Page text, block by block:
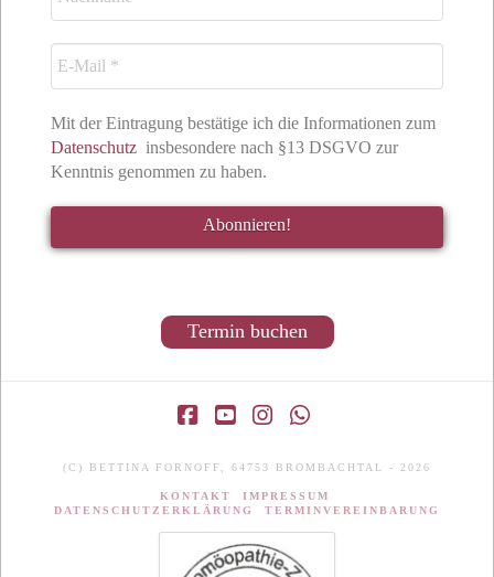
Mit der Eintragung bestätige ich die Informationen zum
Datenschutz insbesondere nach §13 DSGVO zur
Kenntnis genommen zu haben.
Termin buchen
(C) BETTINA FORNOFF, 64753 BROMBACHTAL - 2026
KONTAKT
IMPRESSUM
DATENSCHUTZERKLÄRUNG
TERMINVEREINBARUNG